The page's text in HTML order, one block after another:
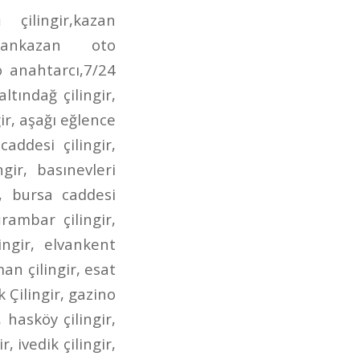
anahtarcı,aktaş oto çilingir,demetgül çilingir,demetgül anahtarcı,demetgül oto çilingir,demetgül oto anahtarcı,etlik caddesi çilingir,etlik caddesi anahtarcı,etlik caddesi oto çilingir,etlik caddesi oto anahtarcı,kuyuyazısı caddesi çilingir,kuyuyazısı caddesi oto çilingir,kuyuyazısı caddesi anahtarcı,kurtuluş çilingir,kurtuluş oto çilingir,kurtuluş anahtarcı,kurtuluş oto anahtarcı,seğmenler çilingir,seğmenler oto çilingir,seğmenler anahtarcı,seğmenler oto anahtarcı,atış caddesi çilingir,atış caddesi oto çilingir,atış caddesi anahtarcı,atış caddesi oto anahtarcı,ragıp tüzün çilingir,ragıp tüzün anahtarcı,ragıp tüzün caddesi çilingir,ragıp tüzün oto çilingir,ragıp tüzün oto anahtarcı,refik saydam caddesi çilingir,refik saydam çilingir,refik saydam caddesi oto çilingir,refik saydam oto çilingir,ahmet şefik kolaylı çilingir,ahmet şefik kolaylı oto çilingir,çambaşı caddesi çilingir,çambaşı caddesi oto çilingir,çambaşı caddesi anahtarcı,çambaşı caddesi oto anahtarcı,selim caddesi çilingir,selim caddesi oto çilingir,selim caddesi anahtarcı,selim caddesi oto anahtarcı,estergon caddesi çilingir,estergon caddesi anahtarcı,estergon caddesi oto çilingir,estergon caddesi oto anahtarcı,aydan caddesi çilingir,aydan caddesi oto çilingir,aydan caddesi anahtarcı,aydan caddesi oto anahtarcı,ahi evran caddesi çilingir,ahi evran caddesi oto çilingir,ahi evran caddesi oto anahtarcı,ahi evran caddesi anahtarcı,uzay çağı caddesi çilingir,uzay çağı caddesi oto çilingir,uzay çağı caddesi anahtarcı,alınteri bulvarı çilingir,alınteri bulvarı oto çilingir,alınteri bulvarı anahtarcı,alınteri bulvarı oto anahtarcı,bağdat caddesi çilingir,bağdat caddesi oto çilingir,bağdat caddesi anahtarcı,bağdat caddesi oto anahtarcı,çınardibi caddesi çilingir,çınardibi caddesi oto çilingir,